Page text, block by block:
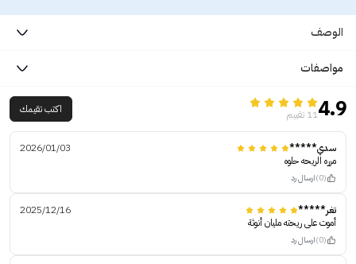
الوصف
مواصفات
4.911 تقييم اكتب تقيمك
سدي*****
2026/01/03
مرره الريحه حلوه
(0) ارسال رد
تغر*****
2025/12/16
أموت على ريحته مليان أنوثة
(0) ارسال رد